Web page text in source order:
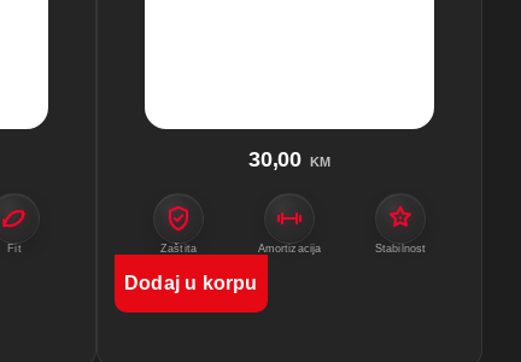
Fit
30,00 KM
Zaštita Amortizacija Stabilnost
Dodaj u korpu